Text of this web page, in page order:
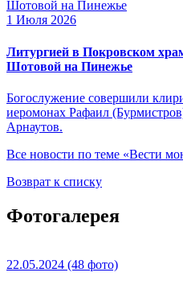
1 Июля 2026
Литургией в Покровском
Шотовой на Пинежье
Богослужение совершили
иеромонах Рафаил
Арнаутов.
Все новости по теме «Вести
Возврат к списку
Фотогалерея
22.05.2024 (48 фото)